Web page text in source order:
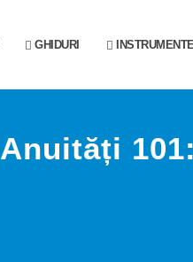
GHIDURI
Anuități